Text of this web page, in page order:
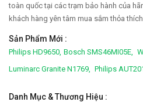
toàn quốc tại các trạm bảo hành của
khách hàng yên tâm mua sắm thỏa
Sản Phẩm Mới :
Philips HD9650, Bosch SMS46MI05E,
Luminarc Granite N1769,
Philips
Danh Mục & Thương Hiệu :